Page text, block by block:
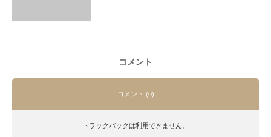
コメント
コメント (0)
トラックバックは利用できません。